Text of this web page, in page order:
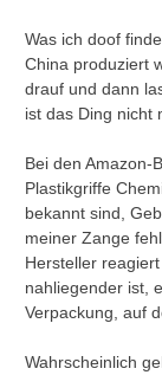
Was ich doof
China produziert
drauf und dann
ist das Ding nicht
Bei den Amazon-
Plastikgriffe
bekannt sind,
meiner Zange
Hersteller
nahliegender ist,
Verpackung, auf
Wahrscheinlich